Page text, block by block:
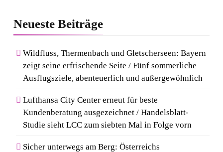
Neueste Beiträge
Wildfluss, Thermenbach und Gletscherseen: Bayern
zeigt seine erfrischende Seite / Fünf sommerliche
Ausflugsziele, abenteuerlich und außergewöhnlich
Lufthansa City Center erneut für beste
Kundenberatung ausgezeichnet / Handelsblatt-
Studie sieht LCC zum siebten Mal in Folge vorn
Sicher unterwegs am Berg: Österreichs